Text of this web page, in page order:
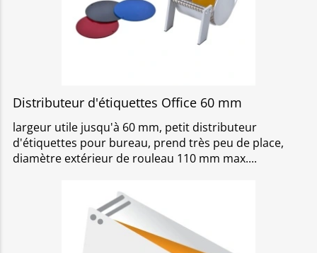
Distributeur d'étiquettes Office 60 mm
largeur utile jusqu'à 60 mm, petit distributeur
d'étiquettes pour bureau, prend très peu de place,
diamètre extérieur de rouleau 110 mm max.